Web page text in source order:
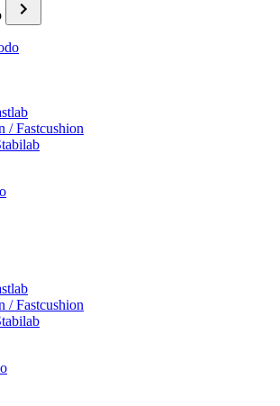
/ Fastcushion
/ Fastcushion